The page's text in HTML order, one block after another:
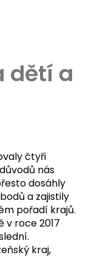
dětí a
čtyři
nás
dosáhly
a zajistily
pořadí krajů.
v roce 2017
kraj,